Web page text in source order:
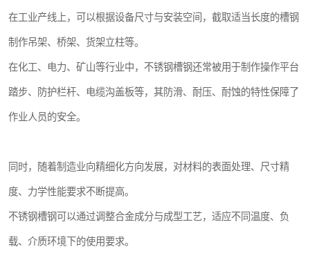
在工业产线上，可以根据设备尺寸与安装空间，截取适当长度的槽钢
制作吊架、桥架、货架立柱等。
在化工、电力、矿山等行业中，不锈钢槽钢还常被用于制作操作平台
踏步、防护栏杆、电缆沟盖板等，其防滑、耐压、耐蚀的特性保障了
作业人员的安全。
同时，随着制造业向精细化方向发展，对材料的表面处理、尺寸精
度、力学性能要求不断提高。
不锈钢槽钢可以通过调整合金成分与成型工艺，适应不同温度、负
载、介质环境下的使用要求。